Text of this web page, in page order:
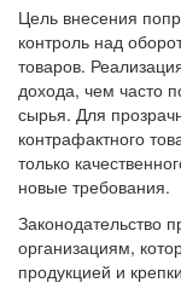
Цель внесения
контроль над
товаров.
дохода, чем часто
сырья. Для
контрафактного
только
новые требования.
Законодательство
организациям,
продукцией и